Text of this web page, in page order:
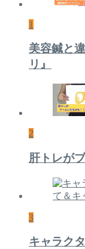
1
美容鍼と
リ』
2
肝トレが
3
キャラク